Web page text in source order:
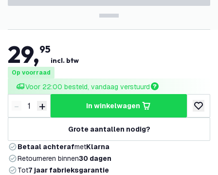
29,95
incl. btw
Op voorraad
Voor 22:00 besteld, vandaag verstuurd
Verminder hoeveelheid
- Verhoog hoeveelheid
+ in winkelwagen
Grote aantallen nodig?
Betaal achterafmetKlarna
Retourneren binnen30 dagen
Tot7 jaar fabrieksgarantie